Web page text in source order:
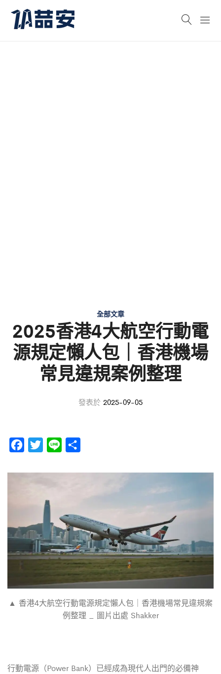
全部文章
2025香港4大航空行動電
源規定懶人包｜香港機場
常見違規案例整理
發表於 2025-09-05
c
o
i
t
e
n
▲ 香港4大航空行動電源規定懶人包｜香港機場常見違規案
例整理 _ 圖片出處 Shakker
行動電源（Power Bank）已經成為現代人出門的必備神